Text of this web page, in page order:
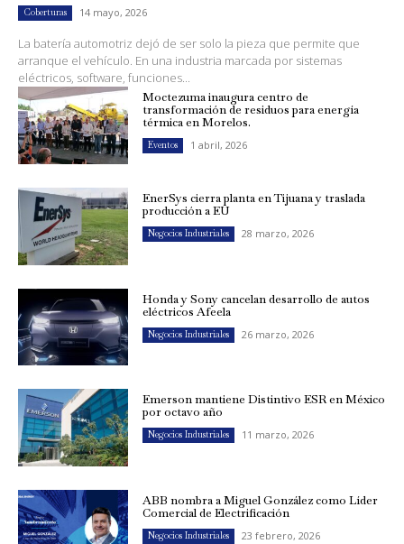
Coberturas 14 mayo, 2026
La batería automotriz dejó de ser solo la pieza que permite que
arranque el vehículo. En una industria marcada por sistemas
eléctricos, software, funciones...
Moctezuma inaugura centro de
transformación de residuos para energía
térmica en Morelos.
Eventos 1 abril, 2026
EnerSys cierra planta en Tijuana y traslada
producción a EU
Negocios Industriales 28 marzo, 2026
Honda y Sony cancelan desarrollo de autos
eléctricos Afeela
Negocios Industriales 26 marzo, 2026
Emerson mantiene Distintivo ESR en México
por octavo año
Negocios Industriales 11 marzo, 2026
ABB nombra a Miguel González como Líder
Comercial de Electrificación
Negocios Industriales 23 febrero, 2026